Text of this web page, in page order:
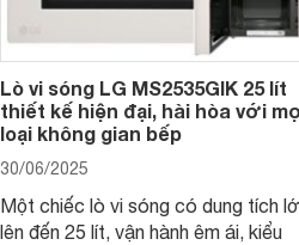
Lò vi sóng LG MS2535GIK 25 lít
thiết kế hiện đại, hài hòa với
loại không gian bếp
30/06/2025
Một chiếc lò vi sóng có dung tích
lên đến 25 lít, vận hành êm ái, kiểu